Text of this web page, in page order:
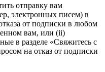
отправку вам
электронных писем) в
от подписки в любом
вам, или (ii)
в разделе «Свяжитесь с
на отказ от подписки